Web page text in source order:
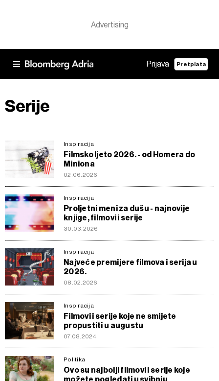
Prijava Pretplata
Serije
Inspiracija
Filmsko ljeto 2026. - od Homera do
Miniona
02.06.2026
Inspiracija
Proljetni meni za dušu - najnovije
knjige, filmovi i serije
30.03.2026
Inspiracija
Najveće premijere filmova i serija u
2026.
08.02.2026
Inspiracija
Filmovi i serije koje ne smijete
propustiti u augustu
07.08.2024
Politika
Ovo su najbolji filmovi i serije koje